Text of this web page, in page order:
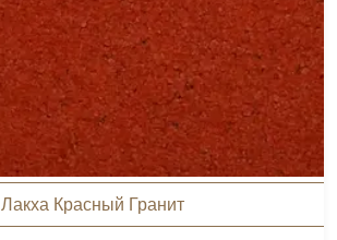
Лакха Красный Гранит